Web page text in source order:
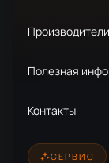
Производители
Полезная
Контакты
СЕРВИС